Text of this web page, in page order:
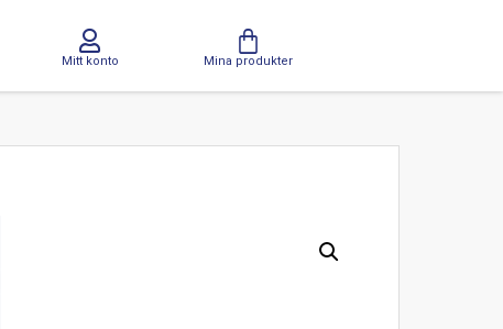
Mitt konto Mina produkter